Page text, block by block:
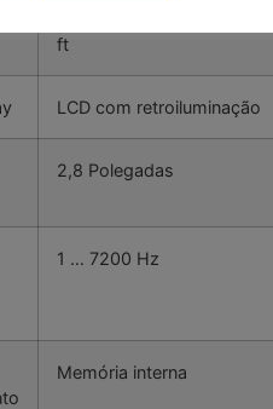
ft
LCD com retroiluminação
2,8 Polegadas
1 … 7200 Hz
Memória interna